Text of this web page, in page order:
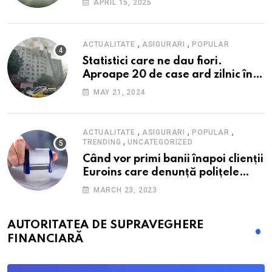
APRIL 15, 2025
ACTUALITATE , ASIGURARI ,POPULAR
Statistici care ne dau fiori.
Aproape 20 de case ard zilnic în
România, iar pagubele au
nici 40 de lei pe lună
MAY 21, 2024
ACTUALITATE , ASIGURARI ,POPULAR ,
TRENDING ,UNCATEGORIZED
Când vor primi banii înapoi clienții
Euroins care denunță polițele
RCA? Toți pașii și toate termenele
MARCH 23, 2023
AUTORITATEA DE SUPRAVEGHERE
FINANCIARĂ